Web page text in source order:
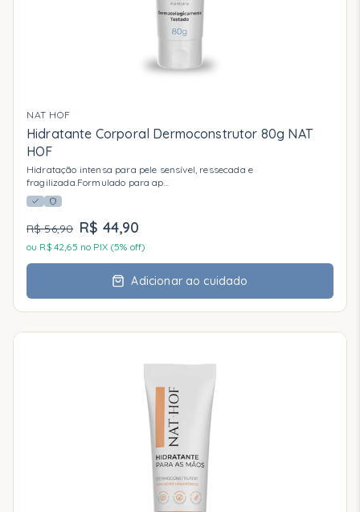
NAT HOF
Hidratante Corporal Dermoconstrutor 80g NAT
HOF
Hidratação intensa para pele sensível, ressecada e
fragilizada.Formulado para ap...
R$ 56,90 R$ 44,90
ou R$42,65 no PIX (5% off)
Adicionar ao cuidado